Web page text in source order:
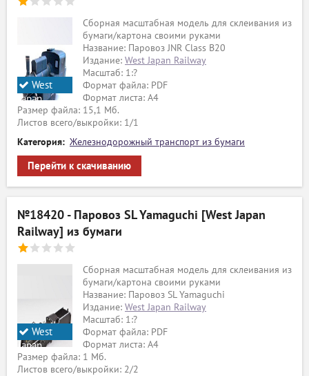
West
Japan
Railway
Сборная масштабная модель для склеивания из
бумаги/картона своими руками
Название: Паровоз JNR Class B20
Издание: West Japan Railway
Масштаб: 1:?
Формат файла: PDF
Формат листа: А4
Размер файла: 15,1 Мб.
Листов всего/выкройки: 1/1
Категория: Железнодорожный транспорт из бумаги
Перейти к скачиванию
№18420 - Паровоз SL Yamaguchi [West Japan
Railway] из бумаги
West
Japan
Railway
Сборная масштабная модель для склеивания из
бумаги/картона своими руками
Название: Паровоз SL Yamaguchi
Издание: West Japan Railway
Масштаб: 1:?
Формат файла: PDF
Формат листа: А4
Размер файла: 1 Мб.
Листов всего/выкройки: 2/2